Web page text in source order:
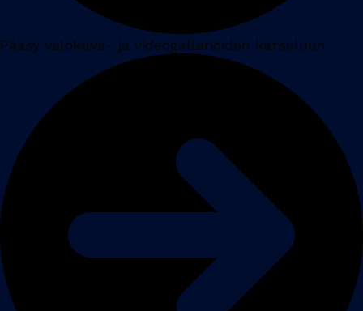
Pääsy valokuva- ja videogallerioiden katseluun